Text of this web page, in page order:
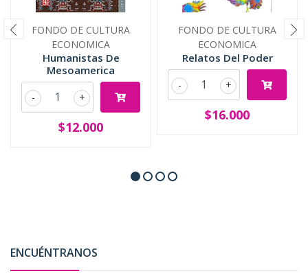
FONDO DE CULTURA
ECONOMICA
Humanistas De
Mesoamerica
+
-
$12.000
FONDO DE CULTURA
ECONOMICA
Relatos Del Poder
+
-
$16.000
ENCUÉNTRANOS